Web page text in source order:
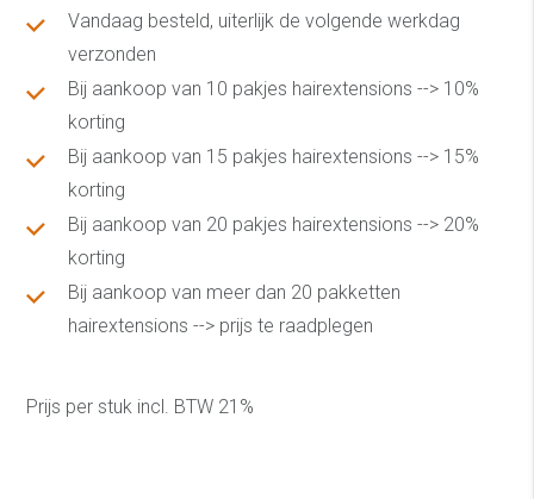
Vandaag besteld, uiterlijk de volgende werkdag
verzonden
Bij aankoop van 10 pakjes hairextensions --> 10%
korting
Bij aankoop van 15 pakjes hairextensions --> 15%
korting
Bij aankoop van 20 pakjes hairextensions --> 20%
korting
Bij aankoop van meer dan 20 pakketten
hairextensions --> prijs te raadplegen
Prijs per stuk incl. BTW 21%